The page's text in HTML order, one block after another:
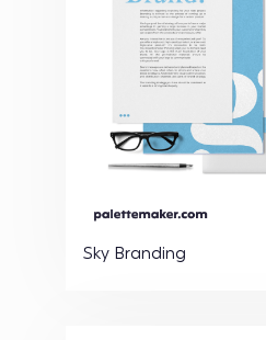
Sky Branding